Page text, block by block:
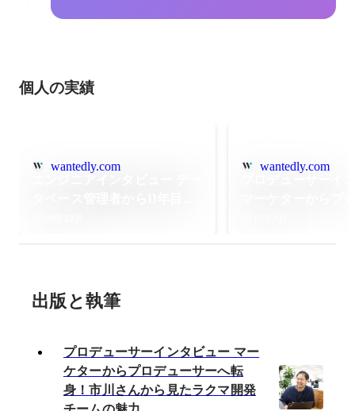
個人の実績
wantedly.com wantedly.com
出版と執筆
プロデューサーインタビュー マー
ケターからプロデューサーへ転
身！市川さんから見たラクマ開発